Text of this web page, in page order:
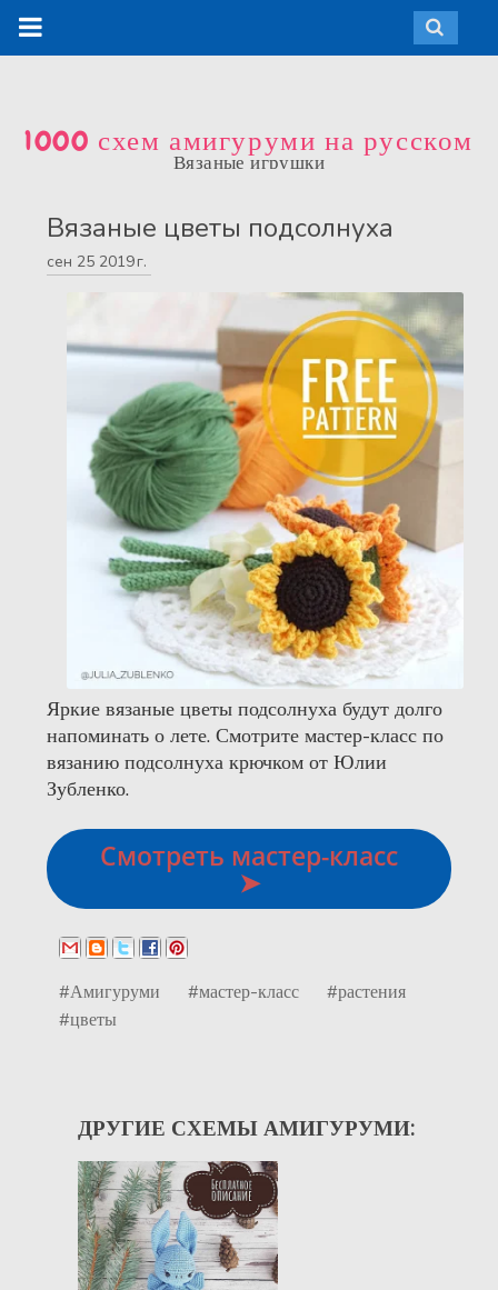
1000 схем амигуруми на русском
Вязаные игрушки
Вязаные цветы подсолнуха
сен 25 2019 г.
Яркие вязаные цветы подсолнуха будут долго
напоминать о лете. Смотрите мастер-класс по
вязанию подсолнуха крючком от Юлии
Зубленко.
Смотреть мастер-класс
➤
#Амигуруми #мастер-класс
#растения
#цветы
ДРУГИЕ СХЕМЫ АМИГУРУМИ: